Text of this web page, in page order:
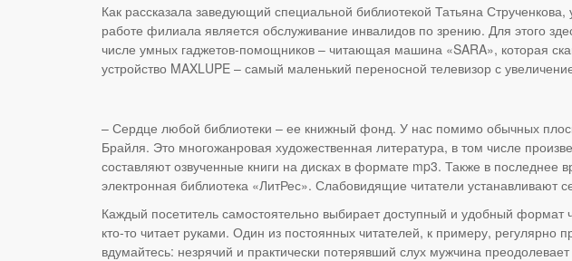
Как рассказала заведующий специальной библиотекой Татьяна
работе филиала является обслуживание инвалидов по зрению. Для этого
числе умных гаджетов-помощников – читающая машина «SARA», которая
устройство MAXLUPE – самый маленький переносной телевизор с
– Сердце любой библиотеки – ее книжный фонд. У нас помимо обычных
Брайля. Это многожанровая художественная литература, в том числе
составляют озвученные книги на дисках в формате mp3. Также в
электронная библиотека «ЛитРес». Слабовидящие читатели
Каждый посетитель самостоятельно выбирает доступный и удобный
кто-то читает руками. Один из постоянных читателей, к примеру, регулярно
вдумайтесь: незрячий и практически потерявший слух мужчина